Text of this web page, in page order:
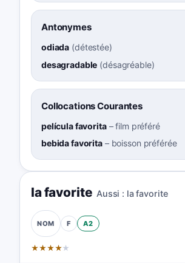
Antonymes
odiada (détestée)
desagradable (désagréable)
Collocations Courantes
película favorita–film préféré
bebida favorita – boisson préférée
la favorite Aussi : la favorite
NOM F A2
★★★★★